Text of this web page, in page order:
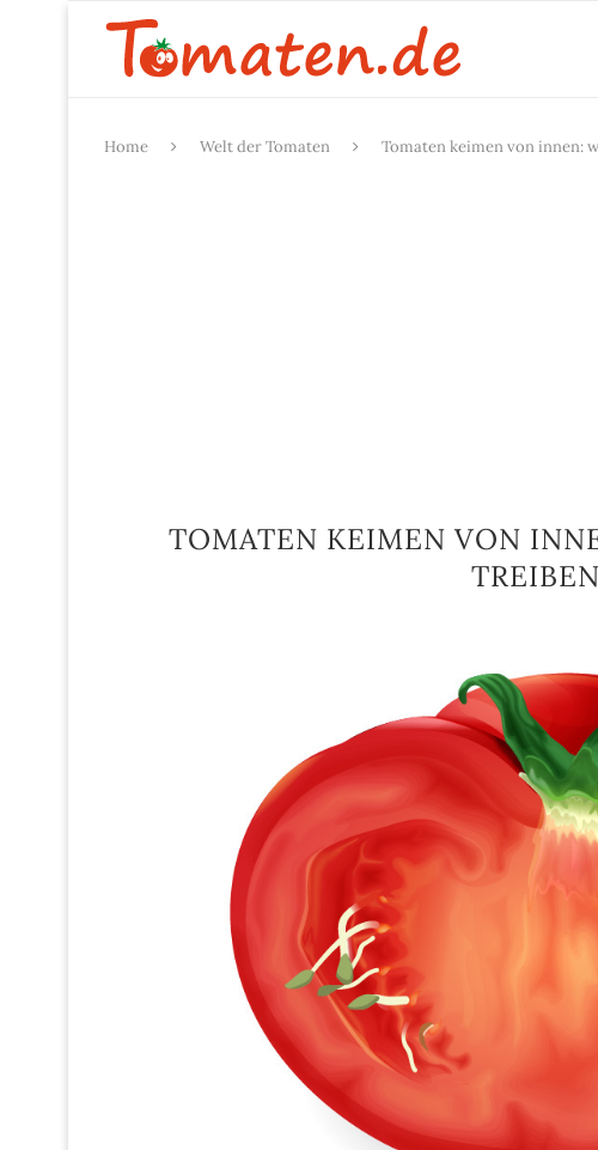
Home Welt der Tomaten Tomaten keimen von innen:
TOMATEN KEIMEN VON